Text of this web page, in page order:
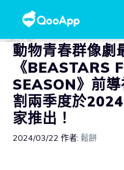
動物青春群像劇
《BEASTARS
SEASON》前
割兩季度於
家推出！
2024/03/22 作者: 鬆餅